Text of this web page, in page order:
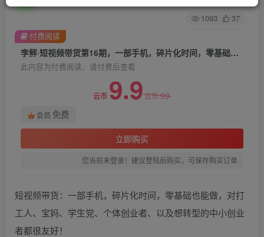
1093 37
李鲆·短视频带货第16期，一部手机，碎片化时间，零基础也能做，听话照做，保证出单
此内容为付费阅读，请付费后查看
云币 9.9云币99
会员 免费
立即购买
您当前未登录！建议登陆后购买，可保存购买订单
付费阅读
短视频带货：一部手机，碎片化时间，零基础也能做，对打
工人、宝妈、学生党、个体创业者、以及想转型的中小创业
者都很友好！